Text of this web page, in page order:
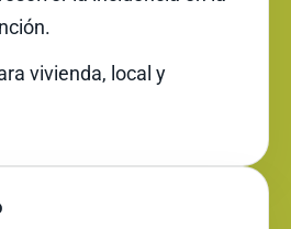
vivienda, local y